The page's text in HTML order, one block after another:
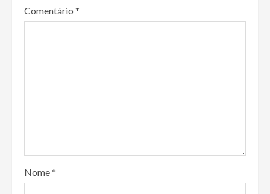
Comentário *
Nome*